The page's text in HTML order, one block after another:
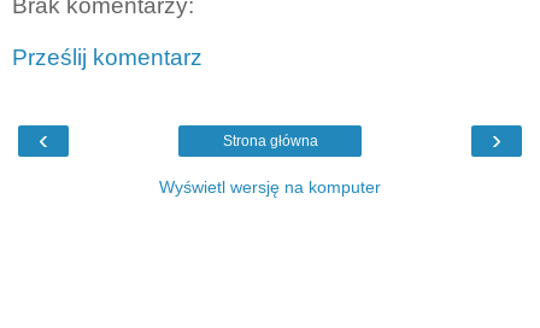
Brak komentarzy:
Prześlij komentarz
‹ ›
Strona główna
Wyświetl wersję na komputer